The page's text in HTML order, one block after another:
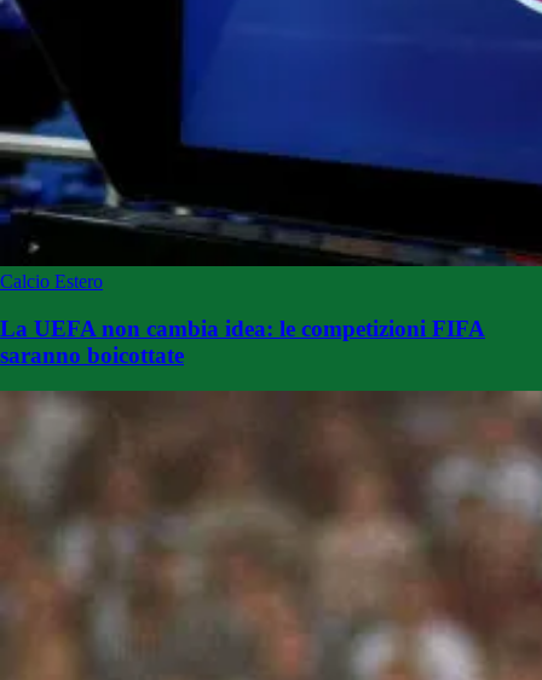
Calcio Estero
La UEFA non cambia idea: le competizioni FIFA
saranno boicottate